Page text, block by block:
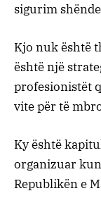
sigurim
Kjo nuk është
është një
profesionistët
vite për të
Ky është
organizuar
Republikën e